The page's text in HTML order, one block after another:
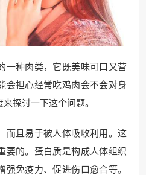
一种肉类，它既美味可口又营
会担心经常吃鸡肉会不会对身
探讨一下这个问题。
而且易于被人体吸收利用。这
要的。蛋白质是构成人体组织
免疫力、促进伤口愈合等。